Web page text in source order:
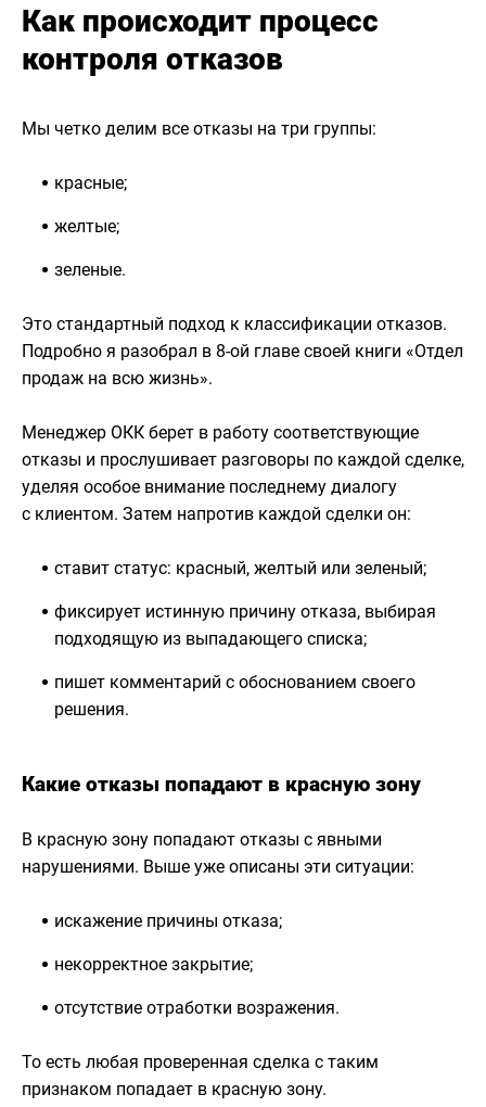
Как происходит процесс
контроля отказов
Мы четко делим все отказы на три группы:
красные;
желтые;
зеленые.
Это стандартный подход к классификации отказов.
Подробно я разобрал в 8-ой главе своей книги «Отдел
продаж на всю жизнь».
Менеджер ОКК берет в работу соответствующие
отказы и прослушивает разговоры по каждой сделке,
уделяя особое внимание последнему диалогу
с клиентом. Затем напротив каждой сделки он:
ставит статус: красный, желтый или зеленый;
фиксирует истинную причину отказа, выбирая
подходящую из выпадающего списка;
пишет комментарий с обоснованием своего
решения.
Какие отказы попадают в красную зону
В красную зону попадают отказы с явными
нарушениями. Выше уже описаны эти ситуации:
искажение причины отказа;
некорректное закрытие;
отсутствие отработки возражения.
То есть любая проверенная сделка с таким
признаком попадает в красную зону.